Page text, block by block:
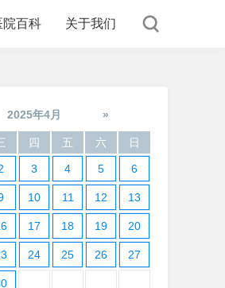
院百科 关于我们
2025年4月 »
四 五 六 日
3 4 5 6
10 11 12 13
17 18 19 20
24 25 26 27